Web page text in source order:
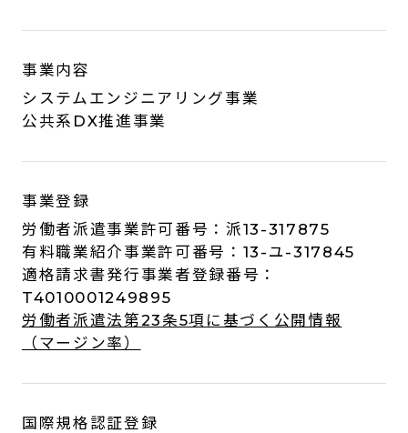
事業内容
システムエンジニアリング事業
公共系DX推進事業
事業登録
労働者派遣事業許可番号：派13-317875
有料職業紹介事業許可番号：13-ユ-317845
適格請求書発行事業者登録番号：
T4010001249895
労働者派遣法第23条5項に基づく公開情報
（マージン率）
国際規格認証登録